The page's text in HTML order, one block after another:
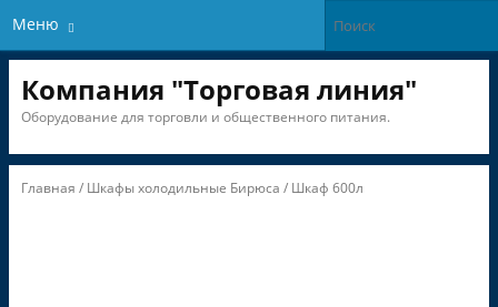
Меню
Компания "Торговая линия"
Оборудование для торговли и общественного питания.
Главная / Шкафы холодильные Бирюса / Шкаф 600л